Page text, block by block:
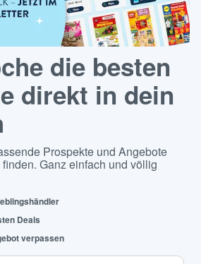
die besten
direkt in dein
Prospekte und Angebote
Ganz einfach und völlig
Deals
verpassen